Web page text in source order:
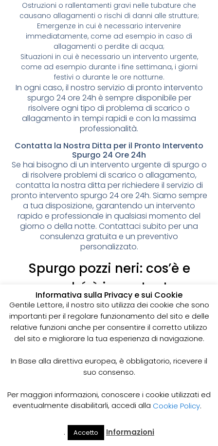
Ostruzioni o rallentamenti gravi nelle tubature che
causano allagamenti o rischi di danni alle strutture;
Emergenze in cui è necessario intervenire
immediatamente, come ad esempio in caso di
allagamenti o perdite di acqua;
Situazioni in cui è necessario un intervento urgente,
come ad esempio durante i fine settimana, i giorni
festivi o durante le ore notturne.
In ogni caso, il nostro servizio di pronto intervento
spurgo 24 ore 24h è sempre disponibile per
risolvere ogni tipo di problema di scarico o
allagamento in tempi rapidi e con la massima
professionalità.
Contatta la Nostra Ditta per il Pronto Intervento
Spurgo 24 Ore 24h
Se hai bisogno di un intervento urgente di spurgo o
di risolvere problemi di scarico o allagamento,
contatta la nostra ditta per richiedere il servizio di
pronto intervento spurgo 24 ore 24h. Siamo sempre
a tua disposizione, garantendo un intervento
rapido e professionale in qualsiasi momento del
giorno o della notte. Contattaci subito per una
consulenza gratuita e un preventivo
personalizzato.
Spurgo pozzi neri: cos’è e
perché è importante
I pozzi neri sono delle strutture sotterranee utilizzate
per la raccolta delle acque reflue domestiche,
soprattutto in zone dove non è disponibile un
sistema di smaltimento delle acque fognarie. Lo
spurgo dei pozzi neri è un’operazione essenziale
e prevenire il rischio di allagamenti, cattivi odori e
infezioni.
Come funziona lo spurgo dei pozzi neri
Lo spurgo dei pozzi neri viene effettuato mediante
specifiche, in grado di aspirare e rimuovere le
acque reflue e i sedimenti accumulati all’interno del
Cerca Il Mio
Informativa sulla Privacy e sui Cookie
Gentile Lettore, il nostro sito utilizza dei cookie che sono
importanti per il regolare funzionamento del sito e delle
relative funzioni anche per consentire il corretto utilizzo
del sito e migliorare la tua esperienza di navigazione.
In Base alla direttiva europea, è obbligatorio, ricevere il
suo consenso.
Per maggiori informazioni, conoscere i cookie utilizzati ed
eventualmente disabilitarli, accedi alla Cookie Policy.
. Accetto Informazioni